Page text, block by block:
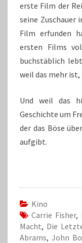
erste Film der
seine Zuschauer
Film erfunden
ersten Films
buchstäblich
weil das mehr
Und weil das
Geschichte um
der das Böse
aufgibt.
Kino
Carrie Fisher,
Macht, Die
Abrams, John